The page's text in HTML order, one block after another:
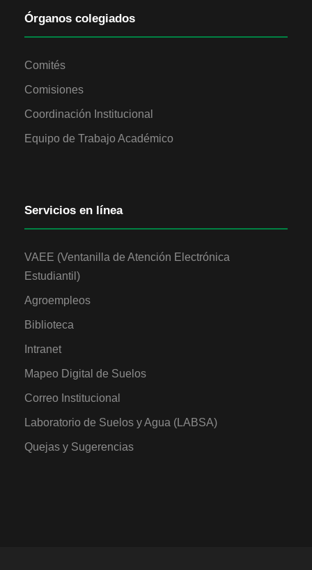
Órganos colegiados
Comités
Comisiones
Coordinación Institucional
Equipo de Trabajo Académico
Servicios en línea
VAEE (Ventanilla de Atención Electrónica
Estudiantil)
Agroempleos
Biblioteca
Intranet
Mapeo Digital de Suelos
Correo Institucional
Laboratorio de Suelos y Agua (LABSA)
Quejas y Sugerencias